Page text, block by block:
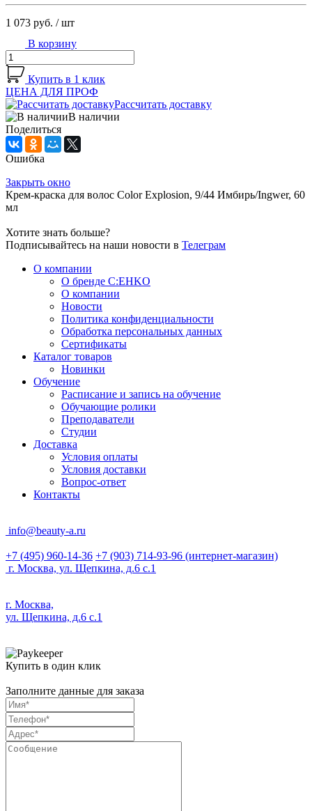
1 073 руб. / шт
В корзину
Купить в 1 клик
ЦЕНА ДЛЯ ПРОФ
Рассчитать доставку
В наличии
Поделиться
Ошибка
Закрыть окно
Крем-краска для волос Color Explosion, 9/44 Имбирь/Ingwer, 60
мл
Хотите знать больше?
Подписывайтесь на наши новости в Телеграм
О компании
О бренде C:EHKO
О компании
Новости
Политика конфиденциальности
Обработка персональных данных
Сертификаты
Каталог товаров
Новинки
Обучение
Расписание и запись на обучение
Обучающие ролики
Преподаватели
Студии
Доставка
Условия оплаты
Условия доставки
Вопрос-ответ
Контакты
info@beauty-a.ru
+7 (495) 960-14-36 +7 (903) 714-93-96 (интернет-магазин)
г. Москва, ул. Щепкина, д.6 с.1
г. Москва,
ул. Щепкина, д.6 с.1
Купить в один клик
Заполните данные для заказа